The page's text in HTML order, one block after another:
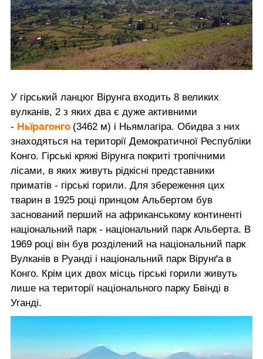
У гірський ланцюг Вірунга входить 8 великих
вулканів, 2 з яких два є дуже активними
- Ньїрагонго (3462 м) і Ньямлагіра. Обидва з них
знаходяться на території Демократичної Республіки
Конго. Гірські кряжі Вірунга покриті тропічними
лісами, в яких живуть рідкісні представники
приматів - гірські горили. Для збереження цих
тварин в 1925 році принцом Альбертом був
заснований перший на африканському континенті
національний парк - національний парк Альберта. В
1969 році він був розділений на національний парк
Вулканів в Руанді і національний парк Вірунґа в
Конго. Крім цих двох місць гірські горили живуть
лише на території національного парку Бвінді в
Уганді.